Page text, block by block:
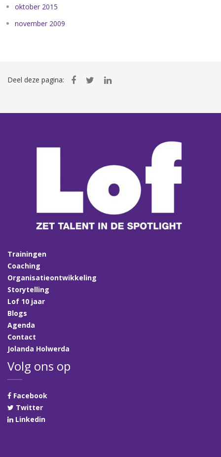
oktober 2015
november 2009
Deel deze pagina:
Trainingen
Coaching
Organisatieontwikkeling
Storytelling
Lof 10 jaar
Blogs
Agenda
Contact
Jolanda Holwerda
Volg ons op
Facebook
Twitter
Linkedin